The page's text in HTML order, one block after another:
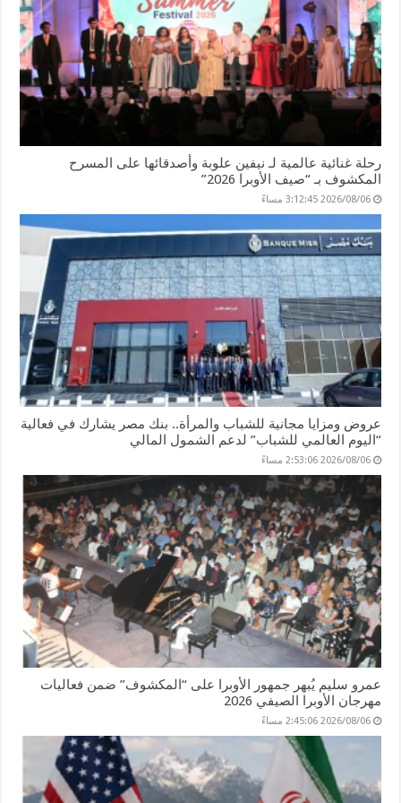
رحلة غنائية عالمية لـ نيفين علوبة وأصدقائها على المسرح
المكشوف بـ “صيف الأوبرا 2026”
2026/08/06 3:12:45 مساءً
عروض ومزايا مجانية للشباب والمرأة.. بنك مصر يشارك في فعالية
“اليوم العالمي للشباب” لدعم الشمول المالي
2026/08/06 2:53:06 مساءً
عمرو سليم يُبهر جمهور الأوبرا على “المكشوف” ضمن فعاليات
مهرجان الأوبرا الصيفي 2026
2026/08/06 2:45:06 مساءً